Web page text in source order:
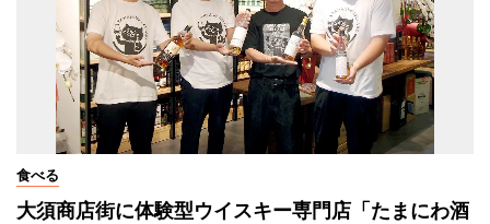
食べる
大須商店街に体験型ウイスキー専門店「たまにわ酒